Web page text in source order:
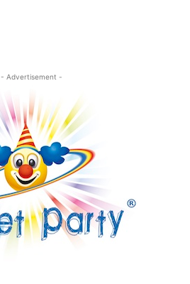
- Advertisement -